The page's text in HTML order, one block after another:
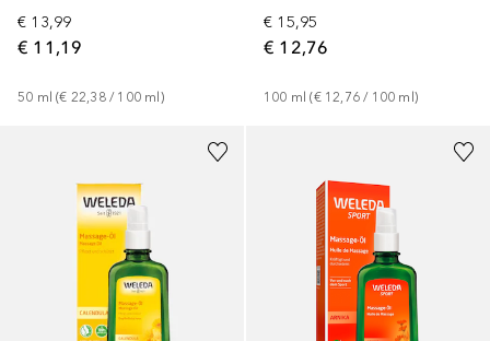
€ 13,99
€ 11,19
50 ml (€ 22,38 / 100 ml )
€ 15,95
€ 12,76
100 ml (€ 12,76 / 100 ml )